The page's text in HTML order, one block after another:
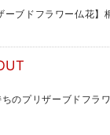
ーブドフラワー仏花】
のプリザーブドフラ